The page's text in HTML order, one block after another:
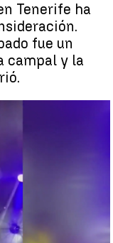
Tenerife ha
fue un
campal y la
Cruz de Tenerife |